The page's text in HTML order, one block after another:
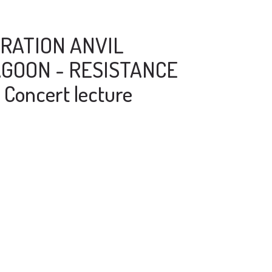
ANVIL
- RESISTANCE
Concert lecture